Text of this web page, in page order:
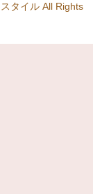
タイル All Rights